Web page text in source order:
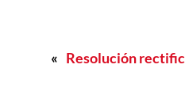
« Resolución